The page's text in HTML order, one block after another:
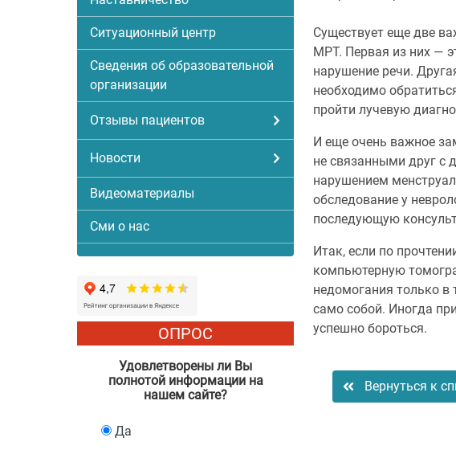
Ситуационный центр
Сведения об образовательной
организации
Отзывы пациентов
Новости
Видеоматериалы
Сми о нас
ОПРОС
Удовлетворены ли Вы
полнотой информации на
нашем сайте?
Да
Существует еще две
МРТ. Первая из них —
нарушение речи.
необходимо
пройти лучевую
И еще очень важное
не связанными друг с
нарушением
обследование у
последующую
Итак, если по
компьютерную
недомогания только в
само собой. Иногда
успешно бороться.
Вернуться к